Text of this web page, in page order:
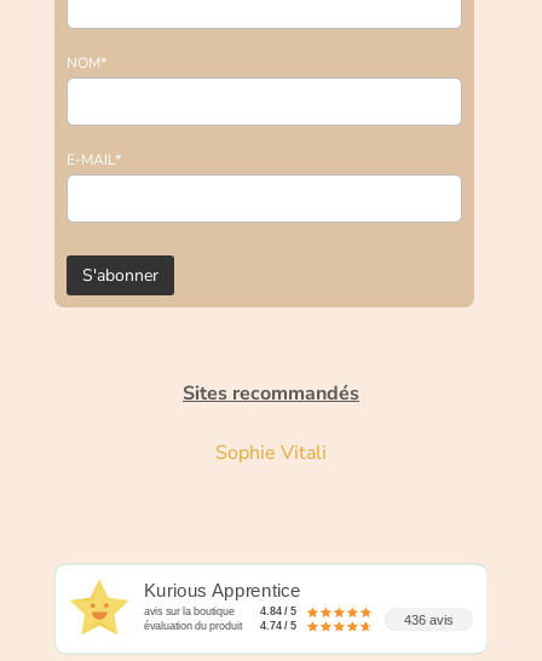
NOM*
E-MAIL*
Sites recommandés
Sophie Vitali
Kurious Apprentice
avis sur la boutique
4.84 / 5
évaluation du produit
4.74 / 5 436 avis